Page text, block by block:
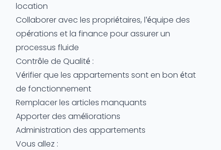
location
Collaborer avec les propriétaires, l'équipe des
opérations et la finance pour assurer un
processus fluide
Contrôle de Qualité :
Vérifier que les appartements sont en bon état
de fonctionnement
Remplacer les articles manquants
Apporter des améliorations
Administration des appartements
Vous allez :